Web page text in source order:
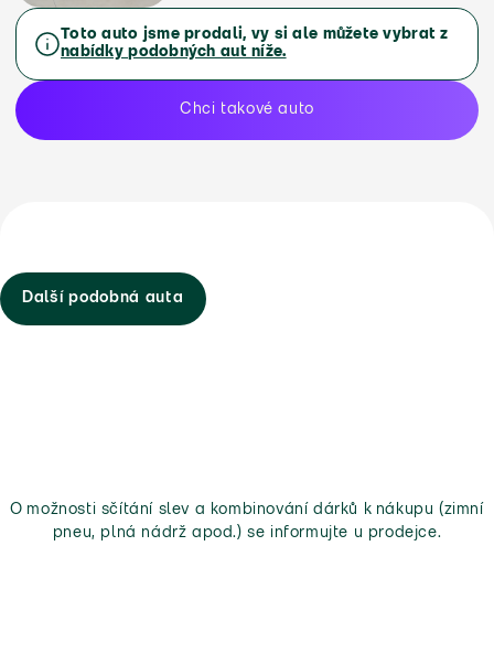
Toto auto jsme prodali, vy si ale můžete vybrat z
nabídky podobných aut níže.
Chci takové auto
Další podobná auta
O možnosti sčítání slev a kombinování dárků k nákupu (zimní
pneu, plná nádrž apod.) se informujte u prodejce.